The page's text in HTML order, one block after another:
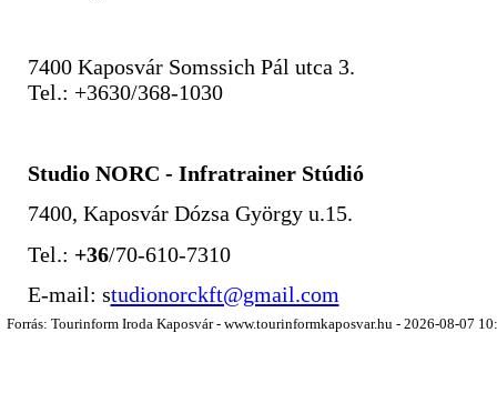
7400 Kaposvár Somssich Pál utca 3.
Tel.: +3630/368-1030
Studio NORC - Infratrainer Stúdió
7400, Kaposvár Dózsa György u.15.
Tel.: +36/70-610-7310
E-mail: studionorckft@gmail.com
Forrás: Tourinform Iroda Kaposvár - www.tourinformkaposvar.hu - 2026-08-07